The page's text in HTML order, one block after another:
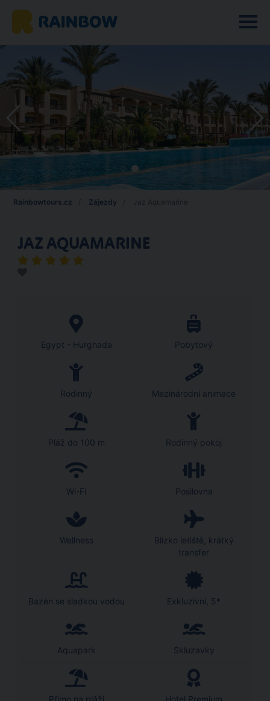
Rainbowtours.cz Zájezdy
JAZ AQUAMARINE
Egypt - Hurghada Pobytový
Rodinný Mezinárodní animace
Pláž do 100 m Rodinný pokoj
Wi-Fi Posilovna
Wellness
Blízko letiště, krátký
transfer
Bazén se sladkou vodou Exkluzivní, 5*
Aquapark Skluzavky
Přímo na pláži Hotel Premium